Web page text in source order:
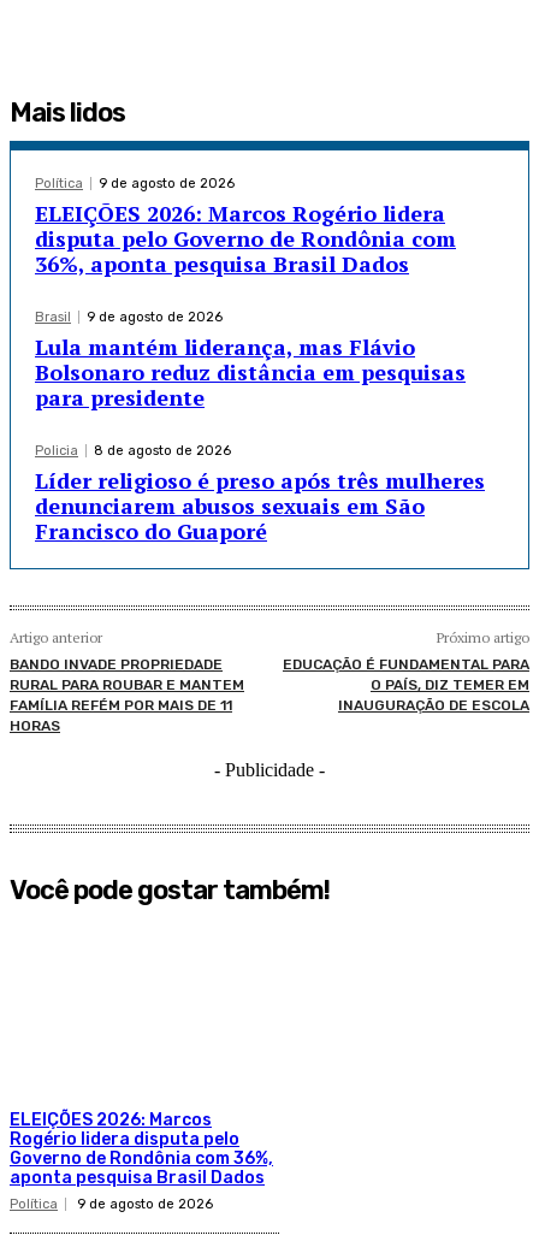
Mais lidos
Política 9 de agosto de 2026
ELEIÇÕES 2026: Marcos Rogério lidera
disputa pelo Governo de Rondônia com
36%, aponta pesquisa Brasil Dados
Brasil 9 de agosto de 2026
Lula mantém liderança, mas Flávio
Bolsonaro reduz distância em pesquisas
para presidente
Policia 8 de agosto de 2026
Líder religioso é preso após três mulheres
denunciarem abusos sexuais em São
Francisco do Guaporé
Artigo anterior
BANDO INVADE PROPRIEDADE
RURAL PARA ROUBAR E MANTEM
FAMÍLIA REFÉM POR MAIS DE 11
HORAS
Próximo artigo
EDUCAÇÃO É FUNDAMENTAL PARA
O PAÍS, DIZ TEMER EM
INAUGURAÇÃO DE ESCOLA
- Publicidade -
Você pode gostar também!
ELEIÇÕES 2026: Marcos
Rogério lidera disputa pelo
Governo de Rondônia com 36%,
aponta pesquisa Brasil Dados
Política 9 de agosto de 2026